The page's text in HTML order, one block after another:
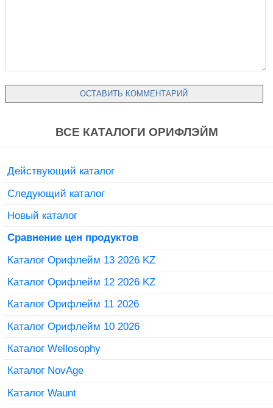
ВСЕ КАТАЛОГИ ОРИФЛЭЙМ
Действующий каталог
Следующий каталог
Новый каталог
Сравнение цен продуктов
Каталог Орифлейм 13 2026 KZ
Каталог Орифлейм 12 2026 KZ
Каталог Орифлейм 11 2026
Каталог Орифлейм 10 2026
Каталог Wellosophy
Каталог NovAge
Каталог Waunt